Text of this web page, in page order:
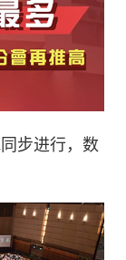
步进行，数